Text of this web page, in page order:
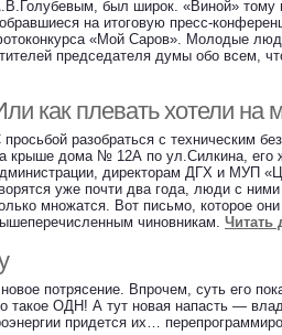
был широк. «Виной» тому
на итоговую пресс-
«Мой Саров». Молодые
председателя думы обо всем,
как плевать хотели на
просьбой разобраться с техническим
крыше дома № 12А по ул.Силкина, его
директорам ДГХ и МУП
уже почти два года, люди с
множатся. Вот письмо, которое
чиновникам. Читать
потрясение. Впрочем, суть его
такое ОДН! А тут новая напасть —
придется их…